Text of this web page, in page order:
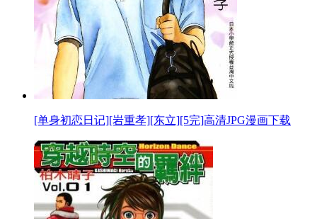
[单身初恋日记][岩重孝][东立][5完]高清JPG漫画下载